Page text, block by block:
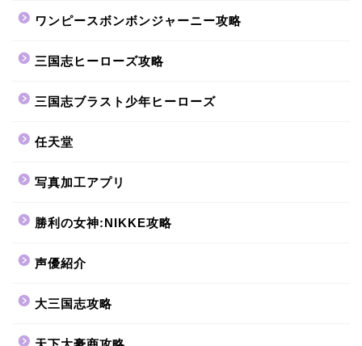
ワンピースボンボンジャーニー攻略
三国志ヒーローズ攻略
三国志ブラスト少年ヒーローズ
任天堂
写真加工アプリ
勝利の女神:NIKKE攻略
声優紹介
大三国志攻略